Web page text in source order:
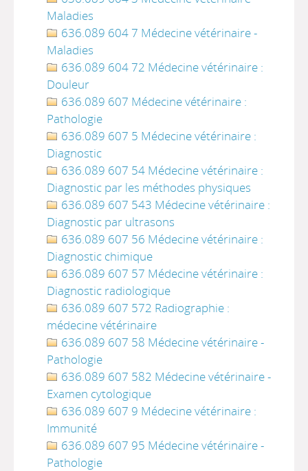
Maladies
636.089 604 7 Médecine vétérinaire -
Maladies
636.089 604 72 Médecine vétérinaire :
Douleur
636.089 607 Médecine vétérinaire :
Pathologie
636.089 607 5 Médecine vétérinaire :
Diagnostic
636.089 607 54 Médecine vétérinaire :
Diagnostic par les méthodes physiques
636.089 607 543 Médecine vétérinaire :
Diagnostic par ultrasons
636.089 607 56 Médecine vétérinaire :
Diagnostic chimique
636.089 607 57 Médecine vétérinaire :
Diagnostic radiologique
636.089 607 572 Radiographie :
médecine vétérinaire
636.089 607 58 Médecine vétérinaire -
Pathologie
636.089 607 582 Médecine vétérinaire -
Examen cytologique
636.089 607 9 Médecine vétérinaire :
Immunité
636.089 607 95 Médecine vétérinaire -
Pathologie